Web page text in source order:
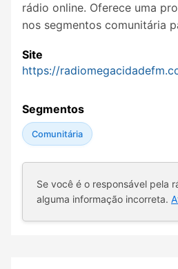
rádio online. Oferece uma
nos segmentos comunitária
Site
https://
Segmentos
Comunitária
Se você é o responsável pela
alguma informação incorreta.